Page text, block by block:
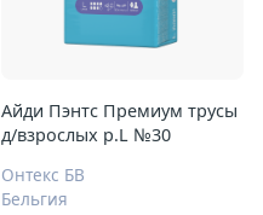
Айди Пэнтс Премиум трусы
д/взрослых р.L №30
Онтекс БВ
Бельгия